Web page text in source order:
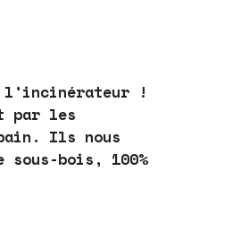
l’incinérateur !
par les
Ils nous
bois, 100%